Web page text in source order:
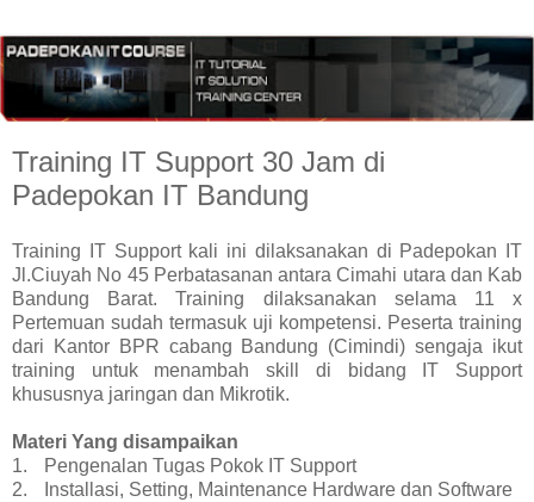
Training IT Support 30 Jam di
Padepokan IT Bandung
Training IT Support kali ini dilaksanakan di Padepokan IT
Jl.Ciuyah No 45 Perbatasanan antara Cimahi utara dan Kab
Bandung Barat. Training dilaksanakan selama 11 x
Pertemuan sudah termasuk uji kompetensi. Peserta training
dari Kantor BPR cabang Bandung (Cimindi) sengaja ikut
training untuk menambah skill di bidang IT Support
khususnya jaringan dan Mikrotik.
Materi Yang disampaikan
1.
Pengenalan Tugas Pokok IT Support
2.
Installasi, Setting, Maintenance Hardware dan Software